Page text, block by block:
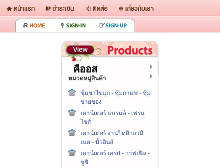
คีออส
หมวดหมู่สินค้า
ซุ้มชาไข่มุก - ซุ้มกาแฟ - ซุ้ม
ขายของ
เคาน์เตอร์ แบรนด์ - เฟรน
ไชส์
เคาน์เตอร์ งานปิดผิวลามิ
เนต - บิ้วอินส์
เคาน์เตอร์ เครป - วาฟเฟิล -
ซูชิ